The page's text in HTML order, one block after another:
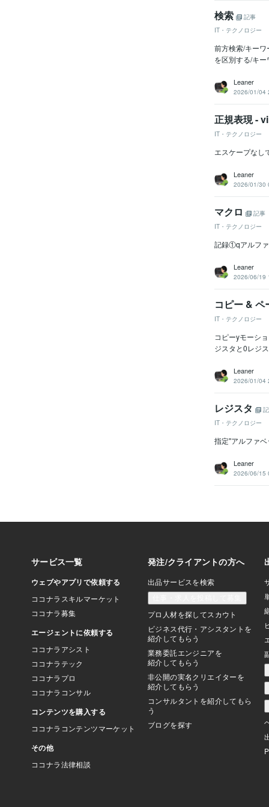
検索
記事
IT・テクノロジー
前方検索/キー
を区別する/キ
Leaner
2026/01/04
正規表現 -
IT・テクノロジー
エスケープなし
Leaner
2026/01/30
マクロ
記事
IT・テクノロジー
記録①qアルフ
Leaner
2026/06/19
コピー &
IT・テクノロジー
コピーyモーシ
ジスタと0レジ
Leaner
2026/01/04
レジスタ
IT・テクノロジー
指定"アルファ
Leaner
2026/06/15